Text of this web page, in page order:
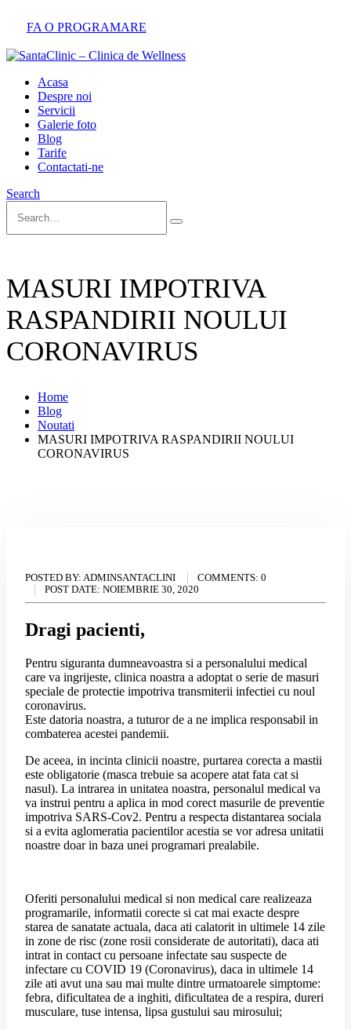
FA O PROGRAMARE
Acasa
Despre noi
Servicii
Galerie foto
Blog
Tarife
Contactati-ne
Search
MASURI IMPOTRIVA
RASPANDIRII NOULUI
CORONAVIRUS
Home
Blog
Noutati
MASURI IMPOTRIVA RASPANDIRII NOULUI
CORONAVIRUS
POSTED BY: ADMINSANTACLINI COMMENTS: 0
POST DATE: NOIEMBRIE 30, 2020
Dragi pacienti,
Pentru siguranta dumneavoastra si a personalului medical
care va ingrijeste, clinica noastra a adoptat o serie de masuri
speciale de protectie impotriva transmiterii infectiei cu noul
coronavirus.
Este datoria noastra, a tuturor de a ne implica responsabil in
combaterea acestei pandemii.
De aceea, in incinta clinicii noastre, purtarea corecta a mastii
este obligatorie (masca trebuie sa acopere atat fata cat si
nasul). La intrarea in unitatea noastra, personalul medical va
va instrui pentru a aplica in mod corect masurile de preventie
impotriva SARS-Cov2. Pentru a respecta distantarea sociala
si a evita aglomeratia pacientilor acestia se vor adresa unitatii
noastre doar in baza unei programari prealabile.
Oferiti personalului medical si non medical care realizeaza
programarile, informatii corecte si cat mai exacte despre
starea de sanatate actuala, daca ati calatorit in ultimele 14 zile
in zone de risc (zone rosii considerate de autoritati), daca ati
intrat in contact cu persoane infectate sau suspecte de
infectare cu COVID 19 (Coronavirus), daca in ultimele 14
zile ati avut una sau mai multe dintre urmatoarele simptome:
febra, dificultatea de a inghiti, dificultatea de a respira, dureri
musculare, tuse intensa, lipsa gustului sau mirosului;